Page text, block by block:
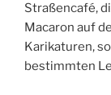
Straßencafé,
Macaron auf
Karikaturen,
bestimmten